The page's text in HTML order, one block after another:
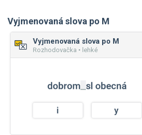
Vyjmenovaná slova po M
Vyjmenovaná slova po M
Rozhodovačka • lehké